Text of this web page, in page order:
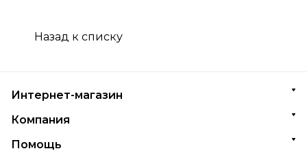
Назад к списку
Интернет-магазин
Компания
Помощь